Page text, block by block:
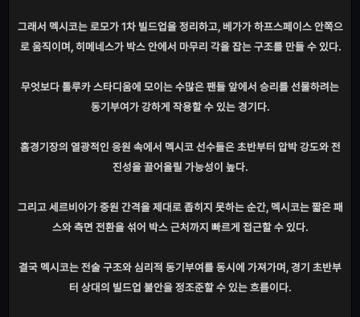
그래서 멕시코는 로모가 1차 빌드업을 정리하고, 베가가 하프스페이스 안쪽으
로 움직이며, 히메네스가 박스 안에서 마무리 각을 잡는 구조를 만들 수 있다.
무엇보다 톨루카 스타디움에 모이는 수많은 팬들 앞에서 승리를 선물하려는
동기부여가 강하게 작용할 수 있는 경기다.
홈경기장의 열광적인 응원 속에서 멕시코 선수들은 초반부터 압박 강도와 전
진성을 끌어올릴 가능성이 높다.
그리고 세르비아가 중원 간격을 제대로 좁히지 못하는 순간, 멕시코는 짧은 패
스와 측면 전환을 섞어 박스 근처까지 빠르게 접근할 수 있다.
결국 멕시코는 전술 구조와 심리적 동기부여를 동시에 가져가며, 경기 초반부
터 상대의 빌드업 불안을 정조준할 수 있는 흐름이다.